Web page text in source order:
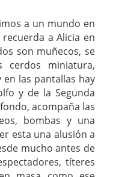
a un mundo en
a Alicia en
son muñecos, se
cerdos miniatura,
las pantallas hay
y de la Segunda
acompaña las
bombas y una
esta una alusión a
mucho antes de
títeres